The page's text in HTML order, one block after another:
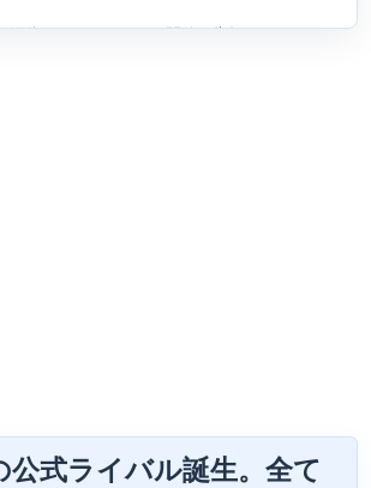
媒体でオーディション開催の告知
公式ライバル誕生。全て